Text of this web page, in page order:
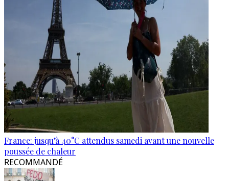
France: jusqu’à 40°C attendus samedi avant une nouvelle
poussée de chaleur
RECOMMANDÉ